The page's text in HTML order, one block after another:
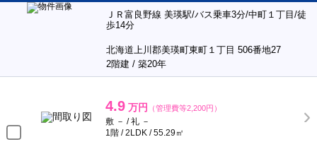
ＪＲ富良野線 美瑛駅/バス乗車3分/中町１丁目/徒
歩14分
北海道上川郡美瑛町東町１丁目 506番地27
2階建 / 築20年
4.9 万円 （管理費等2,200円）
敷 － / 礼 －
1階 / 2LDK / 55.29㎡